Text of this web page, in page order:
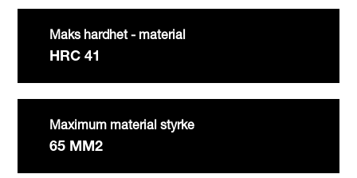
Maks hardhet - material
HRC 41
Maximum material styrke
65 MM2